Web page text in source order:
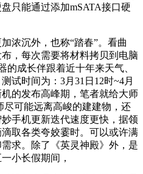
只能通过添加mSATA接口硬
沉外，也称“踏春”。看曲
，每次需要将材料拷贝到电脑
的成长伴跟着近十年来天气、
试时间为：3月31日12时~4月
的发布高峰期，笔者就给大师
可能远离高峻的建建物，还
手机更新迭代速度更快，据领
取各类夸姣霎时。可以或许满
求。除了《英灵神殿》外，是
小长假期间，